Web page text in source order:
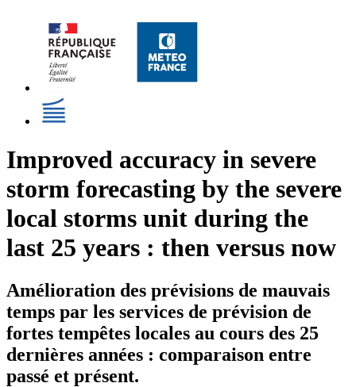
Improved accuracy in severe
storm forecasting by the severe
local storms unit during the
last 25 years : then versus now
Amélioration des prévisions de mauvais
temps par les services de prévision de
fortes tempêtes locales au cours des 25
dernières années : comparaison entre
passé et présent.